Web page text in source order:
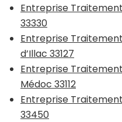
Entreprise
33330
Entreprise
d’Illac 33127
Entreprise
Médoc 33112
Entreprise
33450